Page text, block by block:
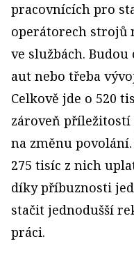
pracovnících pro
operátorech strojů
ve službách.
aut nebo třeba
Celkově jde o 520
zároveň příležitostí
na změnu
275 tisíc z nich
díky příbuznosti
stačit jednodušší
práci.